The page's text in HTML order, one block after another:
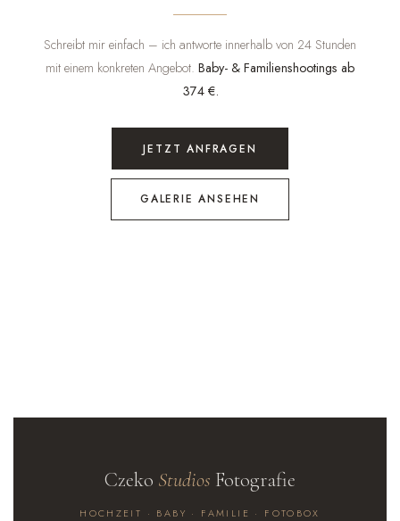
Schreibt mir einfach – ich antworte innerhalb von 24 Stunden
mit einem konkreten Angebot. Baby- & Familienshootings ab
374 €.
JETZT ANFRAGEN
GALERIE ANSEHEN
Czeko Studios Fotografie
HOCHZEIT · BABY · FAMILIE · FOTOBOX